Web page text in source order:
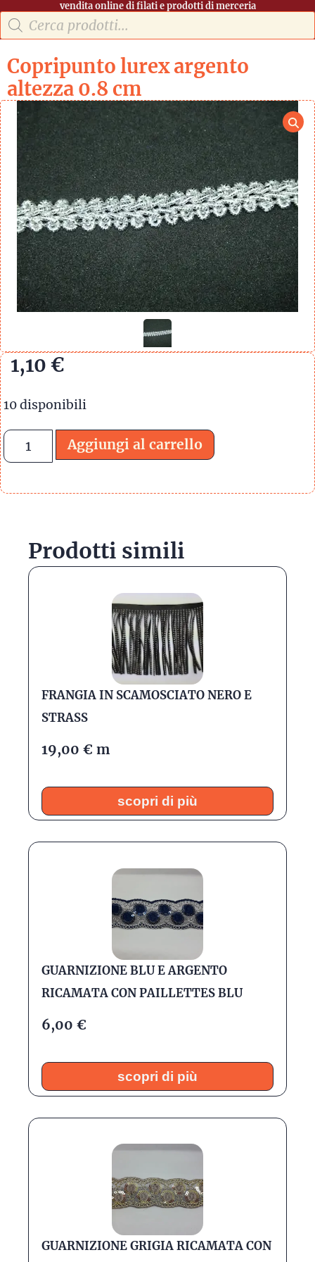
vendita online di filati e prodotti di merceria
Copripunto lurex argento
altezza 0.8 cm
1,10€
10 disponibili
Aggiungi al carrello
Prodotti simili
FRANGIA IN SCAMOSCIATO NERO E
STRASS
19,00€ m
scopri di più
GUARNIZIONE BLU E ARGENTO
RICAMATA CON PAILLETTES BLU
6,00€
scopri di più
GUARNIZIONE GRIGIA RICAMATA CON